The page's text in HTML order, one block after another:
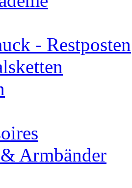
- Restposten
Armbänder